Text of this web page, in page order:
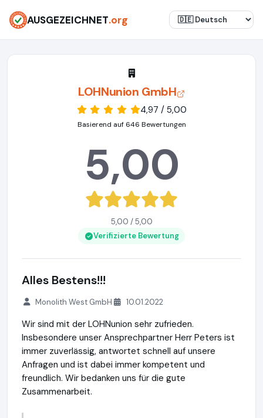
AUSGEZEICHNET.org
LOHNunion GmbH
4,97 / 5,00
Basierend auf 646 Bewertungen
5,00
5,00 / 5,00
Verifizierte Bewertung
Alles Bestens!!!
Monolith West GmbH 10.01.2022
Wir sind mit der LOHNunion sehr zufrieden.
Insbesondere unser Ansprechpartner Herr Peters ist
immer zuverlässig, antwortet schnell auf unsere
Anfragen und ist dabei immer kompetent und
freundlich. Wir bedanken uns für die gute
Zusammenarbeit.